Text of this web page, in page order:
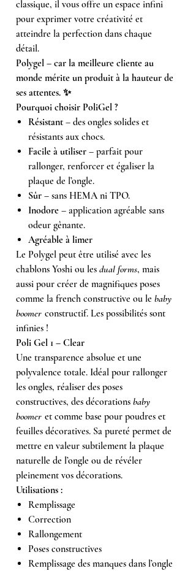
classique, il vous offre un espace infini
pour exprimer votre créativité et
atteindre la perfection dans chaque
détail.
Polygel – car la meilleure cliente au
monde mérite un produit à la hauteur de
ses attentes. ✨
Pourquoi choisir PoliGel ?
Résistant – des ongles solides et
résistants aux chocs.
Facile à utiliser – parfait pour
rallonger, renforcer et égaliser la
plaque de l’ongle.
Sûr – sans HEMA ni TPO.
Inodore – application agréable sans
odeur gênante.
Agréable à limer
Le Polygel peut être utilisé avec les
chablons Yoshi ou les dual forms, mais
aussi pour créer de magnifiques poses
comme la french constructive ou le baby
boomer constructif. Les possibilités sont
infinies !
Poli Gel 1 – Clear
Une transparence absolue et une
polyvalence totale. Idéal pour rallonger
les ongles, réaliser des poses
constructives, des décorations baby
boomer et comme base pour poudres et
feuilles décoratives. Sa pureté permet de
mettre en valeur subtilement la plaque
naturelle de l’ongle ou de révéler
pleinement vos décorations.
Utilisations :
Remplissage
Correction
Rallongement
Poses constructives
Remplissage des manques dans l’ongle